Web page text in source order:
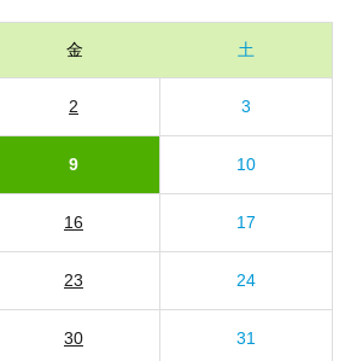
金 土
2 3
9 10
16 17
23 24
30 31